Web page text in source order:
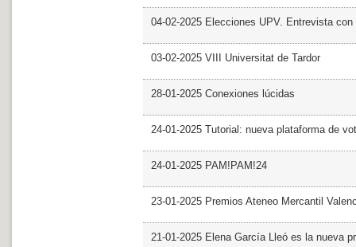
04-02-2025 Elecciones UPV. Entrevista con
03-02-2025 VIII Universitat de Tardor
28-01-2025 Conexiones lúcidas
24-01-2025 Tutorial: nueva plataforma de
24-01-2025 PAM!PAM!24
23-01-2025 Premios Ateneo Mercantil
21-01-2025 Elena García Lleó es la nueva